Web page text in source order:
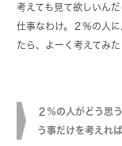
考えても見て欲しいん
仕事なわけ。２％の人
たら、よーく考えてみ
２％の人がどう思
う事だけを考えれば